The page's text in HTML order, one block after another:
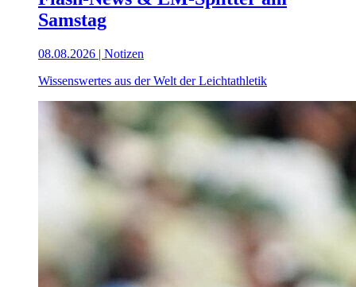
Samstag
08.08.2026 | Notizen
Wissenswertes aus der Welt der Leichtathletik